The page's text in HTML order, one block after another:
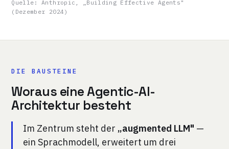
Quelle: Anthropic, „Building Effective Agents"
(Dezember 2024)
DIE BAUSTEINE
Woraus eine Agentic-AI-
Architektur besteht
Im Zentrum steht der „augmented LLM" —
ein Sprachmodell, erweitert um drei